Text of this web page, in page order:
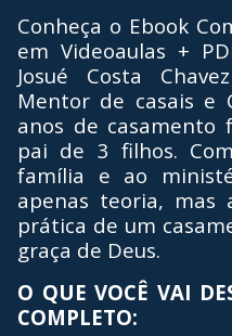
Conheça o Ebook
em Videoaulas +
Josué Costa
Mentor de casais e
anos de casamento
pai de 3 filhos.
família e ao
apenas teoria, mas
prática de um
graça de Deus.
O QUE VOCÊ VAI
COMPLETO: